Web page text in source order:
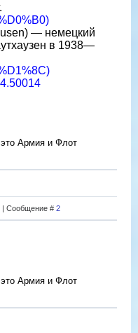
— немецкий
в 1938—
Армия и Флот
| Сообщение # 2
Армия и Флот